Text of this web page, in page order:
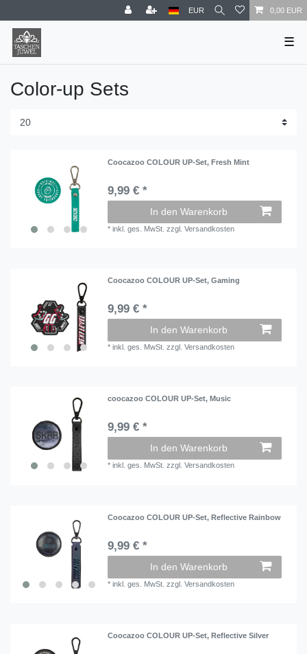
EUR 0,00 EUR
☰
Color-up Sets
Coocazoo COLOUR UP-Set, Fresh Mint
9,99 € *
In den Warenkorb
*inkl. ges. MwSt. zzgl.Versandkosten
Coocazoo COLOUR UP-Set, Gaming
9,99 € *
In den Warenkorb
*inkl. ges. MwSt. zzgl.Versandkosten
coocazoo COLOUR UP-Set, Music
9,99 € *
In den Warenkorb
*inkl. ges. MwSt. zzgl.Versandkosten
Coocazoo COLOUR UP-Set, Reflective Rainbow
9,99 € *
In den Warenkorb
*inkl. ges. MwSt. zzgl.Versandkosten
Coocazoo COLOUR UP-Set, Reflective Silver